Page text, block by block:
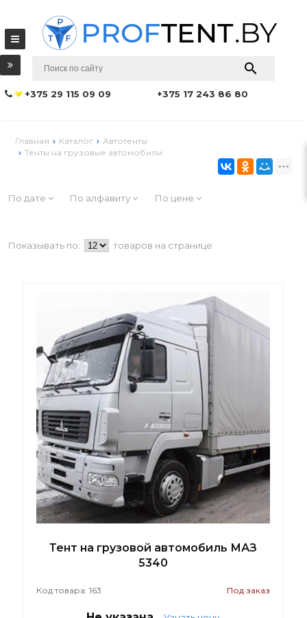
+375 29 115 09 09 +375 17 243 86 80
Главная Каталог
Автотенты
Тенты на грузовые автомобили
По дате По алфавиту По цене
Показывать по: товаров на странице
Тент на грузовой автомобиль МАЗ
5340
Код товара: 163 Под заказ